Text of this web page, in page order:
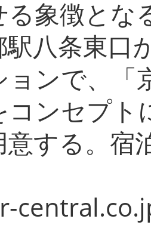
る象徴とな
駅八条東口
ョンで、「
コンセプト
意する。宿